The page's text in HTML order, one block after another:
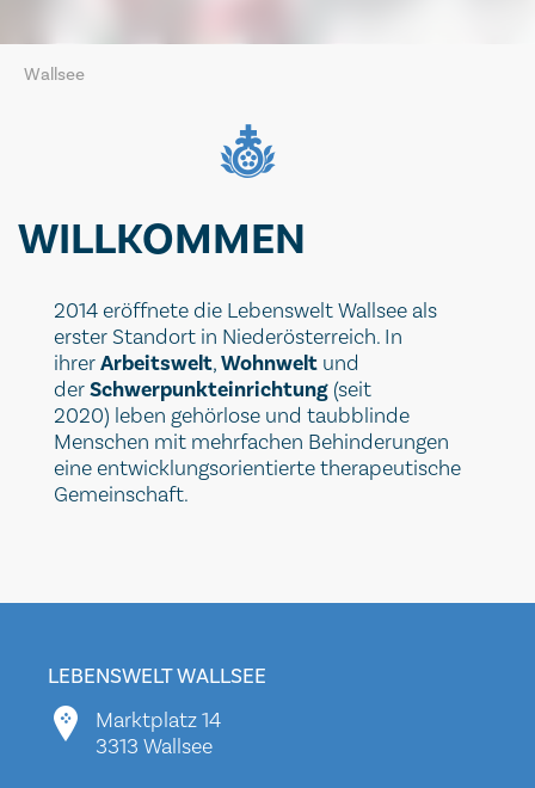
Wallsee
WILLKOMMEN
2014 eröffnete die Lebenswelt Wallsee als
erster Standort in Niederösterreich. In
ihrerArbeitswelt,Wohnwelt und
derSchwerpunkteinrichtung (seit
2020) leben gehörlose und taubblinde
Menschen mit mehrfachen Behinderungen
eine entwicklungsorientierte therapeutische
Gemeinschaft.
LEBENSWELT WALLSEE
Marktplatz 14
3313 Wallsee